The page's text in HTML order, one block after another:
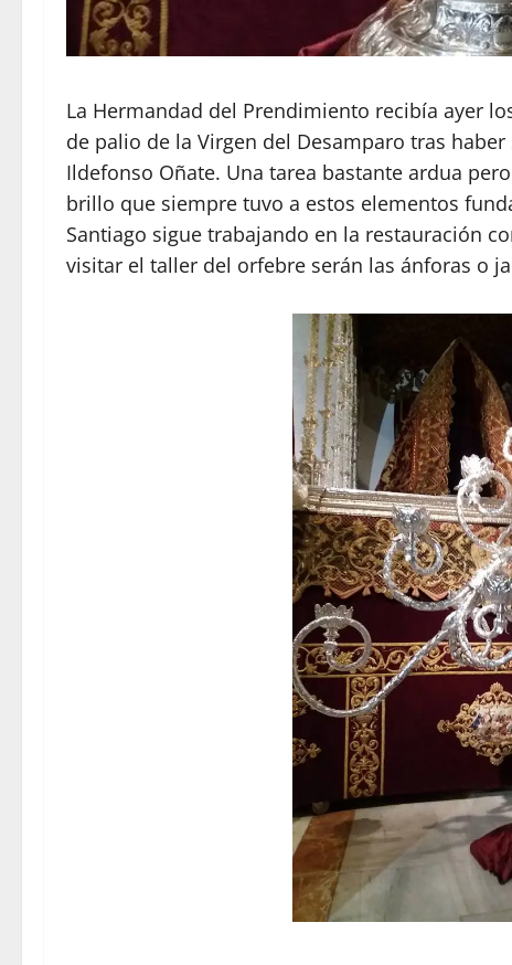
La Hermandad del Prendimiento recibía ayer
de palio de la Virgen del Desamparo tras
Ildefonso Oñate. Una tarea bastante ardua
brillo que siempre tuvo a estos elementos
Santiago sigue trabajando en la restauración
visitar el taller del orfebre serán las ánforas o